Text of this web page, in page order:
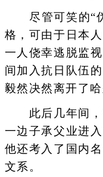
尽管可笑的“伪
格，可由于日本
一人侥幸逃脱监
间加入抗日队伍
毅然决然离开了哈
此后几年间，
一边子承父业进
他还考入了国内
文系。